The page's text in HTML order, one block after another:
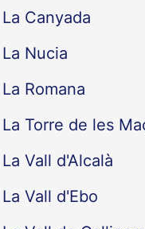
Canyada
Nucia
Romana
Torre de les
Vall d'Alcalà
Vall d'Ebo